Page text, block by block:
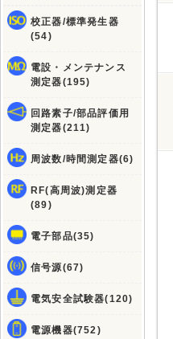
校正器/標準発生器
(54)
電設・メンテナンス
測定器(195)
回路素子/部品評価用
測定器(211)
周波数/時間測定器(6)
RF(高周波)測定器
(89)
電子部品(35)
信号源(67)
電気安全試験器(120)
電源機器(752)